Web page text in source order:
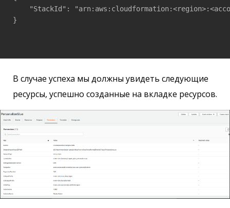
"StackId":
}
В случае успеха мы должны увидеть следующие
ресурсы, успешно созданные на вкладке ресурсов.